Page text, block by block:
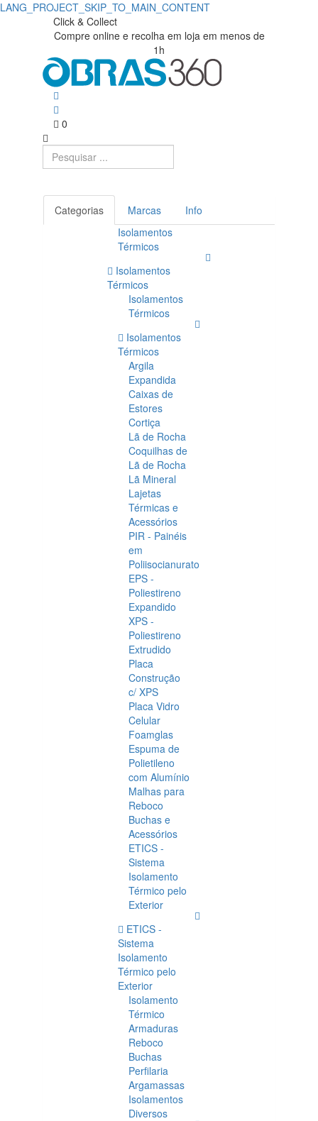
LANG_PROJECT_SKIP_TO_MAIN_CONTENT
Fibras
Obras360
Obras360
Materiais
Construção
Click & Collect
Compre online e recolha em loja em menos de
1h
0
Categorias Marcas
Info
Isolamentos
Térmicos
Isolamentos
Térmicos
Isolamentos
Térmicos
Isolamentos
Térmicos
Argila
Expandida
Caixas de
Estores
Cortiça
Lã de Rocha
Coquilhas de
Lã de Rocha
Lã Mineral
Lajetas
Térmicas e
Acessórios
PIR - Painéis
em
Poliisocianurato
EPS -
Poliestireno
Expandido
XPS -
Poliestireno
Extrudido
Placa
Construção
c/ XPS
Placa Vidro
Celular
Foamglas
Espuma de
Polietileno
com Alumínio
Malhas para
Reboco
Buchas e
Acessórios
ETICS -
Sistema
Isolamento
Térmico pelo
Exterior
ETICS -
Sistema
Isolamento
Térmico pelo
Exterior
Isolamento
Térmico
Armaduras
Reboco
Buchas
Perfilaria
Argamassas
Isolamentos
Diversos